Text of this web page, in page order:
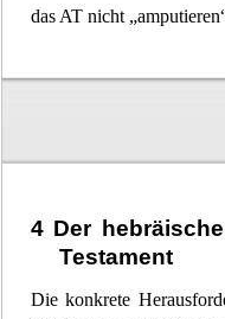
das AT nicht „am
4 Der
Testament
Die konkrete